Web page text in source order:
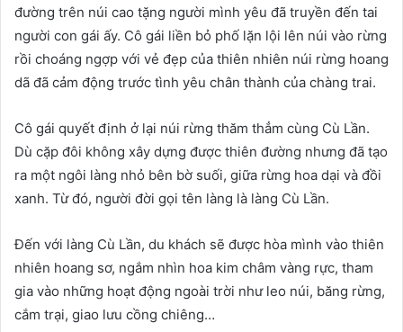
đường trên núi cao tặng người mình yêu đã truyền đến tai
người con gái ấy. Cô gái liền bỏ phố lặn lội lên núi vào rừng
rồi choáng ngợp với vẻ đẹp của thiên nhiên núi rừng hoang
dã đã cảm động trước tình yêu chân thành của chàng trai.
Cô gái quyết định ở lại núi rừng thăm thẳm cùng Cù Lần.
Dù cặp đôi không xây dựng được thiên đường nhưng đã tạo
ra một ngôi làng nhỏ bên bờ suối, giữa rừng hoa dại và đồi
xanh. Từ đó, người đời gọi tên làng là làng Cù Lần.
Đến với làng Cù Lần, du khách sẽ được hòa mình vào thiên
nhiên hoang sơ, ngắm nhìn hoa kim châm vàng rực, tham
gia vào những hoạt động ngoài trời như leo núi, băng rừng,
cắm trại, giao lưu cồng chiêng…